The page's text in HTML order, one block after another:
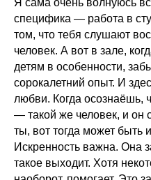
Я сама очень волнуюсь
специфика — работа в
том, что тебя слушают
человек. А вот в зале,
детям в особенности,
сорокалетний опыт. И
любви. Когда осознаёшь,
— такой же человек, и он
ты, вот тогда может быть
Искренность важна. Она
такое выходит. Хотя